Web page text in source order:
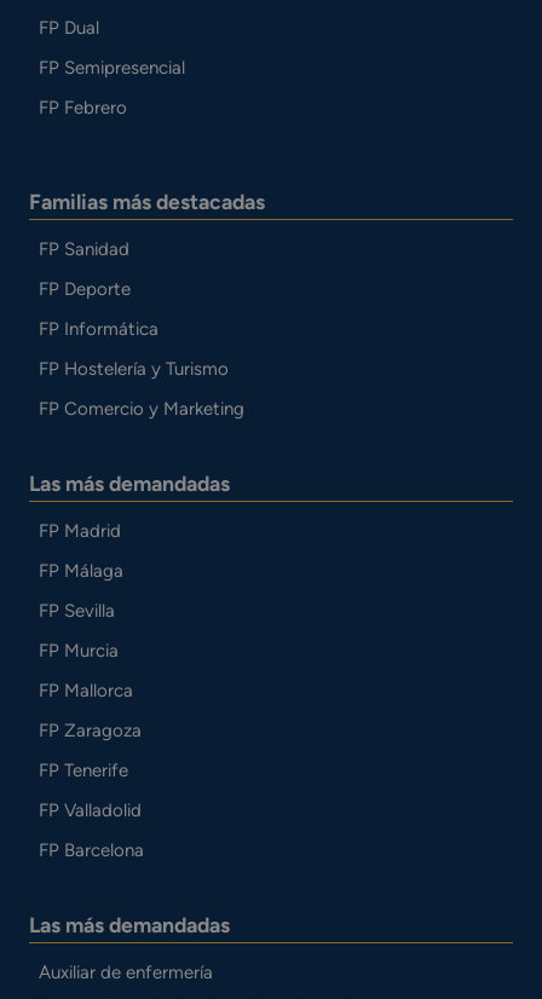
FP Dual
FP Semipresencial
FP Febrero
Familias más destacadas
FP Sanidad
FP Deporte
FP Informática
FP Hostelería y Turismo
FP Comercio y Marketing
Las más demandadas
FP Madrid
FP Málaga
FP Sevilla
FP Murcia
FP Mallorca
FP Zaragoza
FP Tenerife
FP Valladolid
FP Barcelona
Las más demandadas
Auxiliar de enfermería